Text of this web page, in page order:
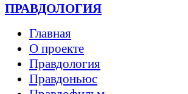
ПРАВДОЛОГИЯ
Главная
О проекте
Правдология
Правдоньюс